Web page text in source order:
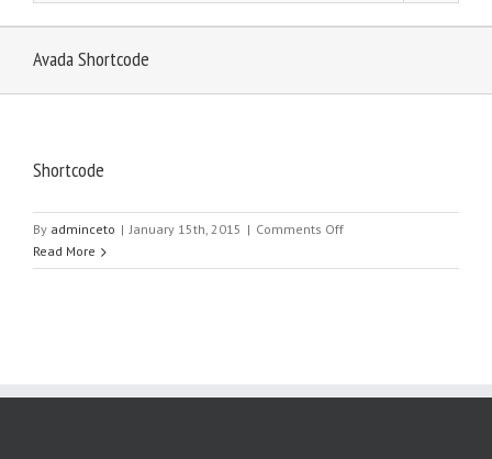
Avada Shortcode
Shortcode
By adminceto | January 15th, 2015 | Comments Offon
Read More